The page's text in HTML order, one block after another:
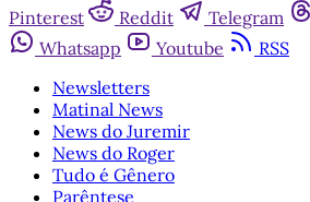
Pinterest
Reddit Telegram
Whatsapp
Youtube
RSS
Newsletters
Matinal News
News do Juremir
News do Roger
Tudo é Gênero
Parêntese